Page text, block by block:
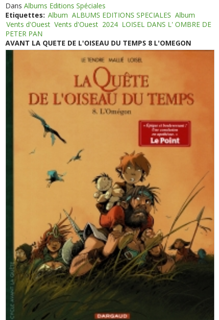
DansAlbums Editions Spéciales
Etiquettes: Album ALBUMS EDITIONS SPECIALES Album
Vents d'Ouest Vents d'Ouest 2024 LOISEL DANS L' OMBRE DE
PETER PAN
AVANT LA QUETE DE L'OISEAU DU TEMPS 8 L'OMEGON